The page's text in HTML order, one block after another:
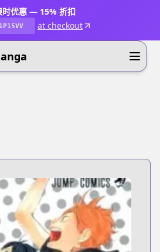
时优惠 — 15% 折扣
at checkout